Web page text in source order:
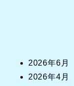
2026年6月
2026年4月